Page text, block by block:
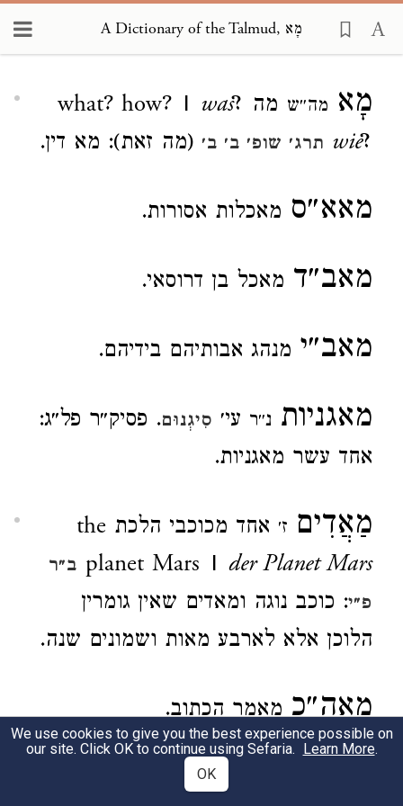
A Dictionary of the Talmud, מָא
מָא מה״ש מה what? how? | was?
wie? תרג׳ שופ׳ ב׳ ב׳ (מה זאת): מא דין.
מאא״ס מאכלות אסורות.
מאב״ד מאכל בן דרוסאי.
מאב״י מנהג אבותיהם בידיהם.
מאגניות נ״ר עי׳ סִיגְנוּם. פסיק״ר פל״ג:
אחד עשר מאגניות.
מַאֲדִים ז׳ אחד מכוכבי הלכת the
planet Mars | der Planet Mars
ב״ר
פ״י: כוכב נוגה ומאדים שאין גומרין
הלוכן אלא לארבע מאות ושמונים שנה.
מאה״כמאמר הכתוב.
מוציאין את הרבים ידי
We use cookies to give you the best experience possible on
our site. Click OK to continue using Sefaria. Learn More.
OK